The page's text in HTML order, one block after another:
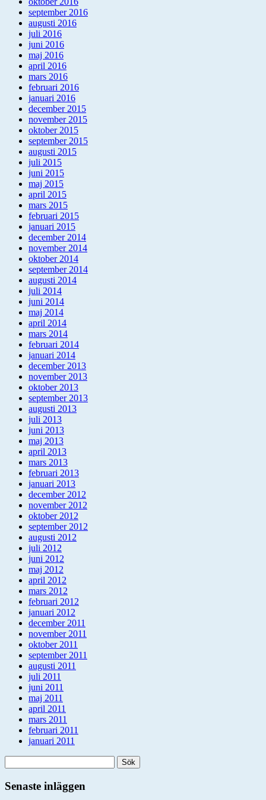
september 2016
augusti 2016
juli 2016
juni 2016
maj 2016
april 2016
mars 2016
februari 2016
januari 2016
december 2015
november 2015
oktober 2015
september 2015
augusti 2015
juli 2015
juni 2015
maj 2015
april 2015
mars 2015
februari 2015
januari 2015
december 2014
november 2014
oktober 2014
september 2014
augusti 2014
juli 2014
juni 2014
maj 2014
april 2014
mars 2014
februari 2014
januari 2014
december 2013
november 2013
oktober 2013
september 2013
augusti 2013
juli 2013
juni 2013
maj 2013
april 2013
mars 2013
februari 2013
januari 2013
december 2012
november 2012
oktober 2012
september 2012
augusti 2012
juli 2012
juni 2012
maj 2012
april 2012
mars 2012
februari 2012
januari 2012
december 2011
november 2011
oktober 2011
september 2011
augusti 2011
juli 2011
juni 2011
maj 2011
april 2011
mars 2011
februari 2011
januari 2011
efter:
Senaste inläggen